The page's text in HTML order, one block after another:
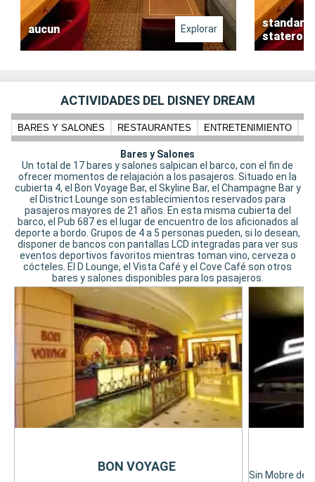
aucun Explorar
standard
ACTIVIDADES DEL DISNEY DREAM
BARES Y SALONES RESTAURANTES ENTRETENIMIENTO
Bares y Salones
Un total de 17 bares y salones salpican el barco, con el fin de
ofrecer momentos de relajación a los pasajeros. Situado en la
cubierta 4, el Bon Voyage Bar, el Skyline Bar, el Champagne Bar y
el District Lounge son establecimientos reservados para
pasajeros mayores de 21 años. En esta misma cubierta del
barco, el Pub 687 es el lugar de encuentro de los aficionados al
deporte a bordo. Grupos de 4 a 5 personas pueden, si lo desean,
disponer de bancos con pantallas LCD integradas para ver sus
eventos deportivos favoritos mientras toman vino, cerveza o
cócteles. El D Lounge, el Vista Café y el Cove Café son otros
bares y salones disponibles para los pasajeros.
BON VOYAGE
Sin Mobre de